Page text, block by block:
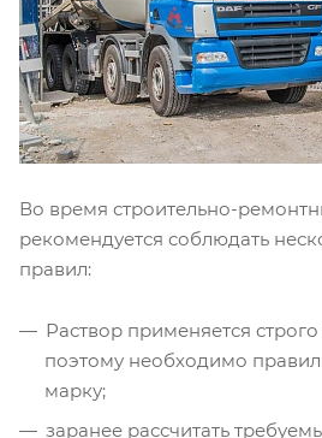
Во время строительно-
рекомендуется соблюдать
правил:
Раствор применяется
поэтому необходимо
марку;
заранее рассчитать